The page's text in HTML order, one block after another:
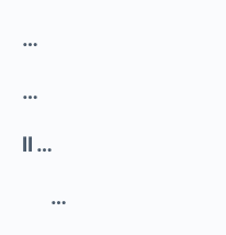
…
…
II …
…